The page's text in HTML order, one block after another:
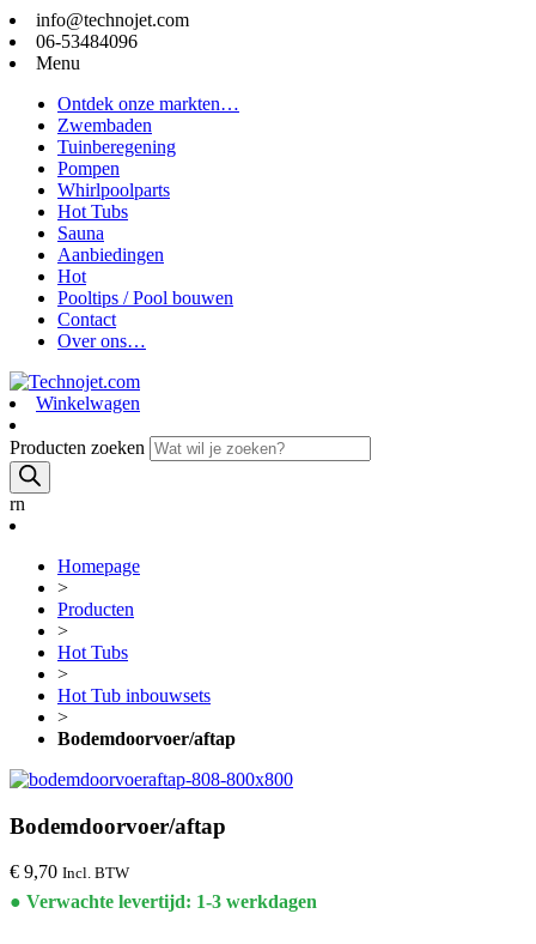
info@technojet.com
06-53484096
Menu
Ontdek onze markten…
Zwembaden
Tuinberegening
Pompen
Whirlpoolparts
Hot Tubs
Sauna
Aanbiedingen
Hot
Pooltips / Pool bouwen
Contact
Over ons…
Winkelwagen
Producten zoeken
rn
Homepage
>
Producten
>
Hot Tubs
>
Hot Tub inbouwsets
>
Bodemdoorvoer/aftap
Bodemdoorvoer/aftap
€ 9,70 Incl. BTW
● Verwachte levertijd: 1-3 werkdagen